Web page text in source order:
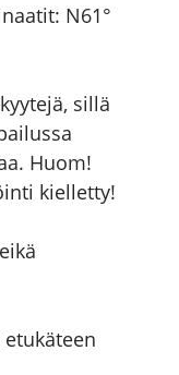
N61°
sillä
Huom!
kielletty!
etukäteen